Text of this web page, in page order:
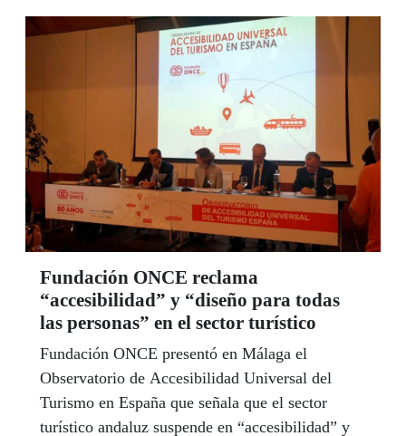
primero, se congelaron y, después, se subieron
sus mensualidades un 0,25%, sin que se
revalorizaran, como hasta entonces, con el Índice
Fundación ONCE reclama
“accesibilidad” y “diseño para todas
las personas” en el sector turístico
Fundación ONCE presentó en Málaga el
Observatorio de Accesibilidad Universal del
Turismo en España que señala que el sector
turístico andaluz suspende en “accesibilidad” y